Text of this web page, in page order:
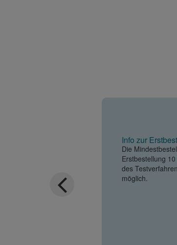
Info zur
Die
Erstbestellung
des
möglich.